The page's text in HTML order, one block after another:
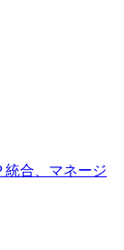
統合、マネージ